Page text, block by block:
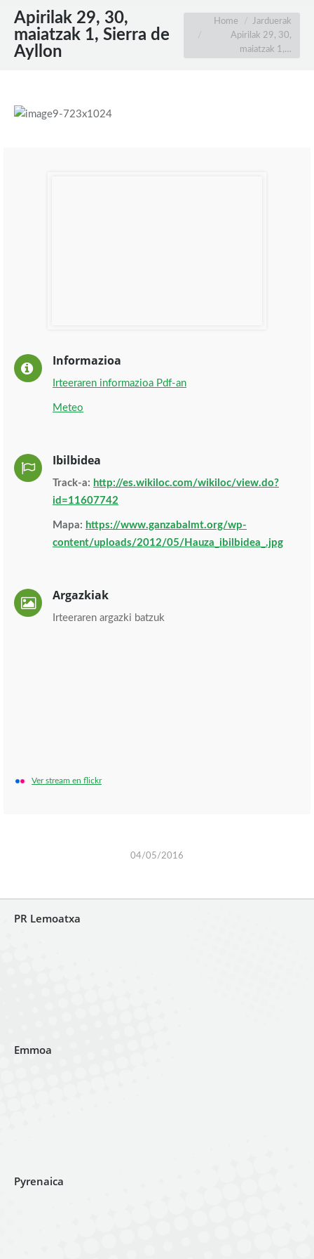
Apirilak 29, 30,
maiatzak 1, Sierra de
Ayllon
You are here:
Home
Jarduerak
Apirilak 29, 30,
maiatzak 1,…
Informazioa
Irteeraren informazioa Pdf-an
Meteo
Ibilbidea
Track-a: http://es.wikiloc.com/wikiloc/view.do?
id=11607742
Mapa: https://www.ganzabalmt.org/wp-
content/uploads/2012/05/Hauza_ibilbidea_.jpg
Argazkiak
Irteeraren argazki batzuk
Ver stream en flickr
04/05/2016
PR Lemoatxa
Emmoa
Pyrenaica